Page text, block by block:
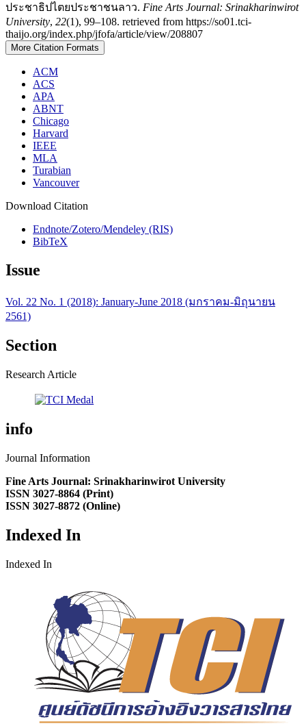
ประชาธิปไตยประชาชนลาว. Fine Arts Journal: Srinakharinwirot
University, 22(1), 99–108. retrieved from https://so01.tci-
thaijo.org/index.php/jfofa/article/view/208807
More Citation Formats
ACM
ACS
APA
ABNT
Chicago
Harvard
IEEE
MLA
Turabian
Vancouver
Download Citation
Endnote/Zotero/Mendeley (RIS)
BibTeX
Issue
Vol. 22 No. 1 (2018): January-June 2018 (มกราคม-มิถุนายน
2561)
Section
Research Article
info
Journal Information
Fine Arts Journal: Srinakharinwirot University
ISSN 3027-8864 (Print)
ISSN 3027-8872 (Online)
Indexed In
Indexed In